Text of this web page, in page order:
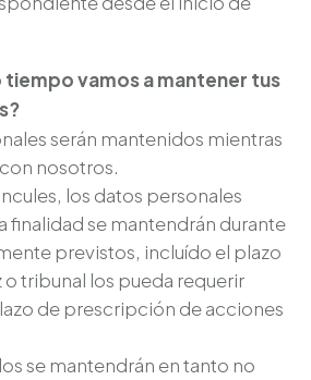
vamos a mantener tus
serán mantenidos mientras
nosotros.
los datos personales
finalidad se mantendrán durante
previstos, incluído el plazo
o tribunal los pueda requerir
de prescripción de acciones
se mantendrán en tanto no